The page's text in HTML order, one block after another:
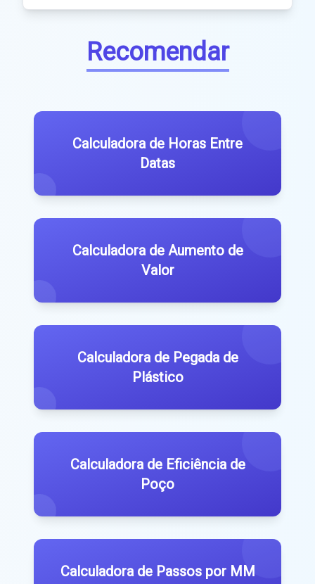
Recomendar
Calculadora de Horas Entre
Datas
Calculadora de Aumento de
Valor
Calculadora de Pegada de
Plástico
Calculadora de Eficiência de
Poço
Calculadora de Passos por MM